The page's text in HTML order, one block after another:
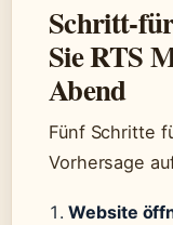
Schritt-
Sie RTS
Abend
Fünf Schritte
Vorhersage
Website